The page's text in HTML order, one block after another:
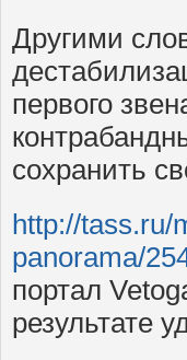
Другими
первого
сохранить
http://tass.ru/
panorama/
портал
результате